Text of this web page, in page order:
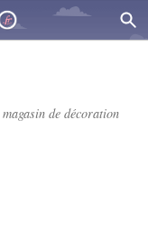
de décoration